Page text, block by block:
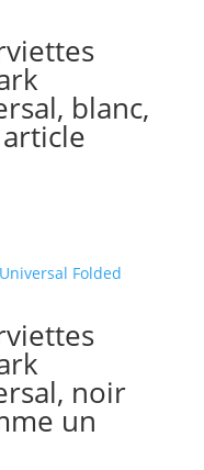
blanc,
noir
un